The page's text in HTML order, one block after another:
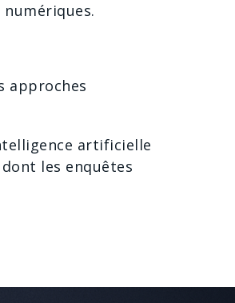
approches
artificielle
les enquêtes